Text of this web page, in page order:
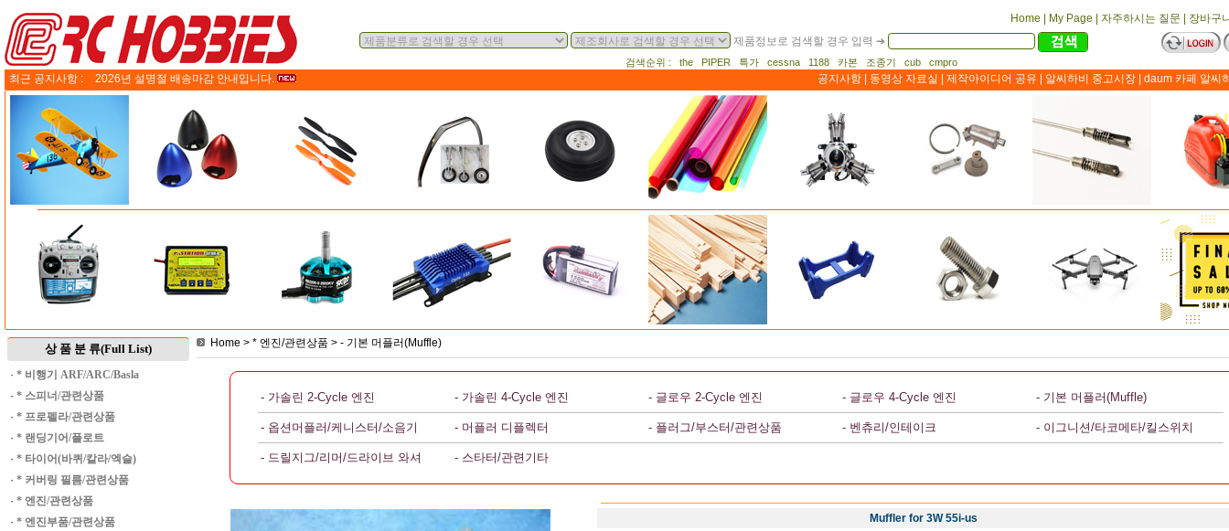
Home My Page 자주하시는 질문
장바구
제품정보로 검색할 경우 입력 ➔
검색순위 : the PIPER 특가 cessna 1188 카본 조종기 cub cmpro
최근 공지사항 : 2026년 설명절 배송마감 안내입니다. 공지사항 동영상 자료실 제작아이디어 공유 알씨하비 중고시장 daum 카페 알씨
상 품 분 류(Full List)
· * 비행기 ARF/ARC/Basla
· * 스피너/관련상품
· * 프로펠라/관련상품
· * 랜딩기어/플로트
· * 타이어(바퀴/칼라/엑슬)
· * 커버링 필름/관련상품
· * 엔진/관련상품
· * 엔진부품/관련상품
Home > * 엔진/관련상품 > - 기본 머플러(Muffle)
- 가솔린 2-Cycle 엔진 - 가솔린 4-Cycle 엔진 - 글로우 2-Cycle 엔진 - 글로우 4-Cycle 엔진 - 기본 머플러(Muffle)
- 옵션머플러/케니스터/소음기 - 머플러 디플렉터 - 플러그/부스터/관련상품 - 벤츄리/인테이크 - 이그니션/타코메타/킬스위치
- 드릴지그/리머/드라이브 와셔 - 스타터/관련기타
Muffler for 3W 55i-us